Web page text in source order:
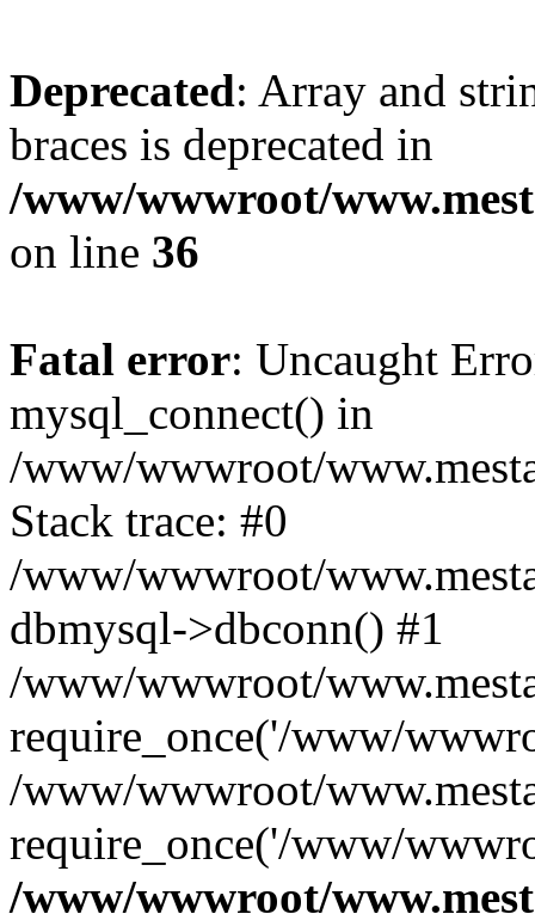
Deprecated: Array and
braces is deprecated in
/www/wwwroot/
on line 36
Fatal error: Uncaught
mysql_connect() in
/www/wwwroot/
Stack trace: #0
/www/wwwroot/
dbmysql->dbconn() #1
/www/wwwroot/
require_once('/www/
/www/wwwroot/
require_once('/www/
/www/wwwroot/